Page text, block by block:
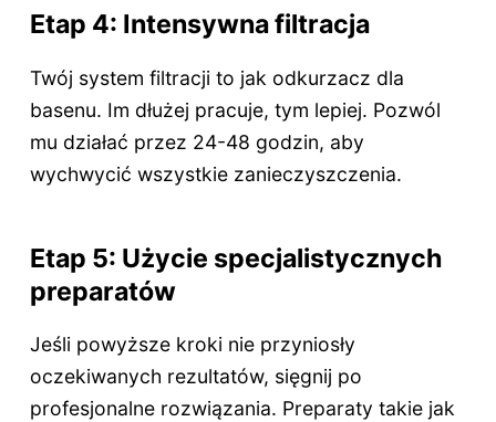
Etap 4: Intensywna filtracja
Twój system filtracji to jak odkurzacz dla
basenu. Im dłużej pracuje, tym lepiej. Pozwól
mu działać przez 24-48 godzin, aby
wychwycić wszystkie zanieczyszczenia.
Etap 5: Użycie specjalistycznych
preparatów
Jeśli powyższe kroki nie przyniosły
oczekiwanych rezultatów, sięgnij po
profesjonalne rozwiązania. Preparaty takie jak